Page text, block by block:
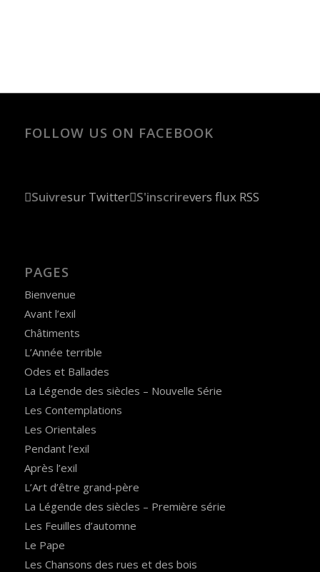
FOLLOW US ON FACEBOOK
Suivresur Twitter S'inscrirevers flux RSS
PAGES
Bienvenue
Avant l’exil
Châtiments
L’Année terrible
Odes et Ballades
La Légende des siècles – Nouvelle Série
Les Contemplations
Les Orientales
Pendant l’exil
Après l’exil
L’Art d’être grand-père
La Légende des siècles – Première série
Les Feuilles d’automne
Le Pape
Les Chansons des rues et des bois